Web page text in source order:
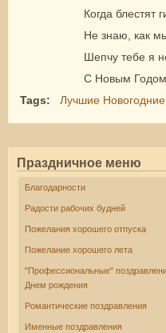
Когда блестят
Не знаю, как
Шепчу тебе я
С Новым
Tags:
Лучшие
Праздничное меню
Благодарности
Радости рабочих будней
Пожелания хорошего отпуска
Пожелание хорошего лета
"Профессиональные"
Днем рождения
Романтические поздравления
Именные поздравления